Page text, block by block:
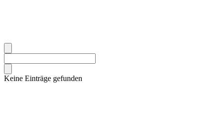
Keine Einträge gefunden